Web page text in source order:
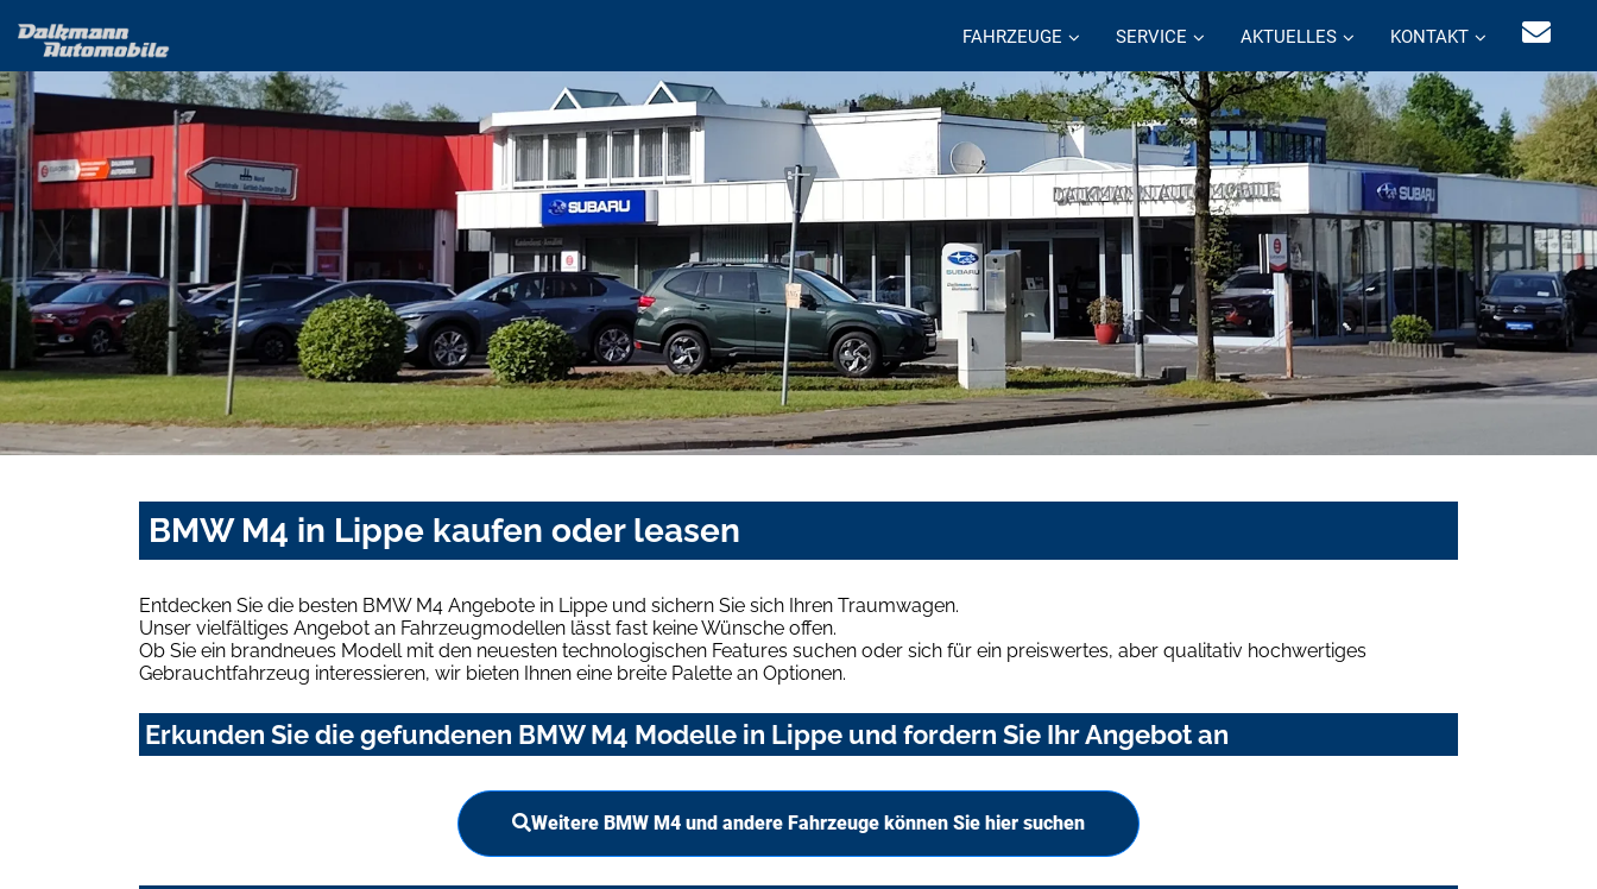
FAHRZEUGE SERVICE AKTUELLES KONTAKT
BMW M4 in Lippe kaufen oder leasen
Entdecken Sie die besten BMW M4 Angebote in Lippe und sichern Sie sich Ihren Traumwagen.
Unser vielfältiges Angebot an Fahrzeugmodellen lässt fast keine Wünsche offen.
Ob Sie ein brandneues Modell mit den neuesten technologischen Features suchen oder sich für ein preiswertes, aber qualitativ hochwertiges
Gebrauchtfahrzeug interessieren, wir bieten Ihnen eine breite Palette an Optionen.
Erkunden Sie die gefundenen BMW M4 Modelle in Lippe und fordern Sie Ihr Angebot an
Weitere BMW M4 und andere Fahrzeuge können Sie hier suchen